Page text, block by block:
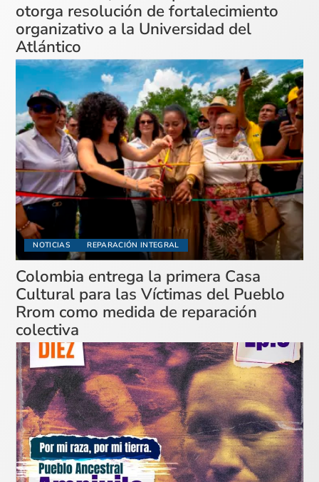
otorga resolución de fortalecimiento
organizativo a la Universidad del
Atlántico
NOTICIAS REPARACIÓN INTEGRAL
Colombia entrega la primera Casa
Cultural para las Víctimas del Pueblo
Rrom como medida de reparación
colectiva